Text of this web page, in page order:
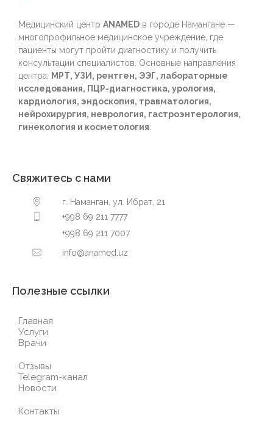
Медицинский центр ANAMED в городе Намангане —
многопрофильное медицинское учреждение, где
пациенты могут пройти диагностику и получить
консультации специалистов. Основные направления
центра: МРТ, УЗИ, рентген, ЭЭГ, лабораторные
исследования, ПЦР-диагностика, урология,
кардиология, эндоскопия, травматология,
нейрохирургия, неврология, гастроэнтерология,
гинекология и косметология
Свяжитесь с нами
г. Наманган, ул. Ибрат, 21
+998 69 211 7777
+998 69 211 7007
info@anamed.uz
Полезные ссылки
Главная
Услуги
Врачи
Отзывы
Telegram-канал
Новости
Контакты